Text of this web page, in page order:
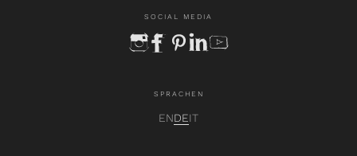
SOCIAL MEDIA
instagram
facebook
pinterest
linkedinyoutube
SPRACHEN
ENDEIT